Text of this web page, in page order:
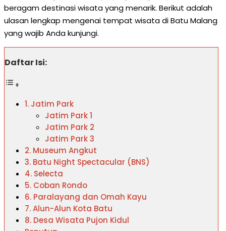
beragam destinasi wisata yang menarik. Berikut adalah
ulasan lengkap mengenai tempat wisata di Batu Malang
yang wajib Anda kunjungi.
Daftar Isi:
1. Jatim Park
Jatim Park 1
Jatim Park 2
Jatim Park 3
2. Museum Angkut
3. Batu Night Spectacular (BNS)
4. Selecta
5. Coban Rondo
6. Paralayang dan Omah Kayu
7. Alun-Alun Kota Batu
8. Desa Wisata Pujon Kidul